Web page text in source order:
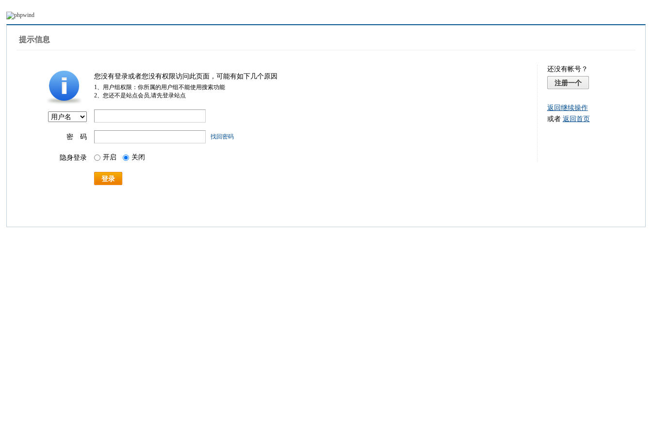
提示信息
您没有登录或者您没有权限访问此页面，可能有如下几个原因
1、用户组权限：你所属的用户组不能使用搜索功能
2、您还不是站点会员,请先登录站点
密 码 找回密码
隐身登录 开启 关闭
登录
还没有帐号？
注册一个
返回继续操作
或者 返回首页